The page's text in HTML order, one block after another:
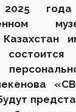
Казахстан